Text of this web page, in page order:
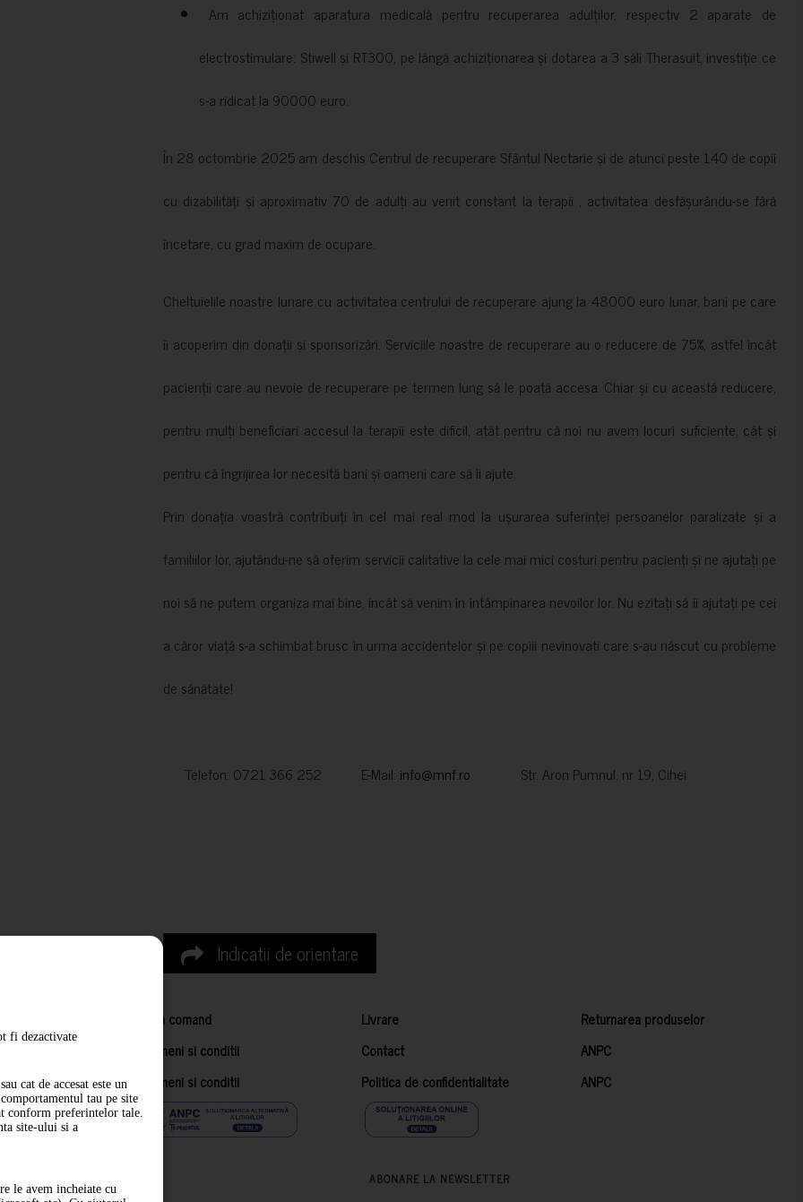
Am achiziționat aparatura medicală pentru recuperarea adulților, respectiv 2 aparate de
electrostimulare: Stiwell și RT300, pe lângă achiziționarea și dotarea a 3 săli Therasuit, investiție ce
s-a ridicat la 90000 euro.
În 28 octombrie 2025 am deschis Centrul de recuperare Sfântul Nectarie și de atunci peste 140 de copii
cu dizabilități și aproximativ 70 de adulți au venit constant la terapii , activitatea desfășurându-se fără
încetare, cu grad maxim de ocupare.
Cheltuielile noastre lunare cu activitatea centrului de recuperare ajung la 48000 euro lunar, bani pe care
îi acoperim din donații și sponsorizări. Serviciile noastre de recuperare au o reducere de 75%, astfel încât
pacienții care au nevoie de recuperare pe termen lung să le poată accesa. Chiar și cu această reducere,
pentru mulți beneficiari accesul la terapii este dificil, atât pentru că noi nu avem locuri suficiente, cât și
pentru că îngrijirea lor necesită bani și oameni care să îi ajute.
Prin donația voastră contribuiți în cel mai real mod la ușurarea suferinței persoanelor paralizate și a
familiilor lor, ajutându-ne să oferim servicii calitative la cele mai mici costuri pentru pacienți și ne ajutați pe
noi să ne putem organiza mai bine, încât să venim în întâmpinarea nevoilor lor. Nu ezitați să îi ajutați pe cei
a căror viață s-a schimbat brusc în urma accidentelor și pe copiii nevinovati care s-au născut cu probleme
de sănătate!
Telefon: 0721 366 252 E-Mail: info@mnf.ro Str. Aron Pumnul, nr 19, Cihei
Indicatii de orientare
Cum comand Livrare
Returnarea produselor
Termeni si conditii
Contact
ANPC
Termeni si conditii
Politica de confidentialitate ANPC
ABONARE LA NEWSLETTER
fi dezactivate
cat de accesat este un
tau pe site
conform preferintelor tale.
site-ului si a
le avem incheiate cu